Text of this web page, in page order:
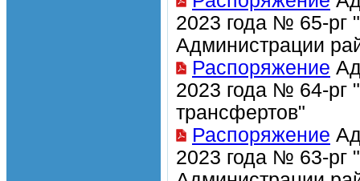
2023 года № 65-рг
Администрации
Распоряжение
2023 года № 64-рг
трансфертов"
Распоряжение
2023 года № 63-рг